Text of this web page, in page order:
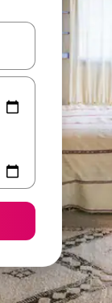
Pfeiltasten